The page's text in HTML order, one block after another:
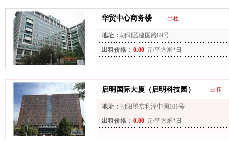
华贸中心商务楼 出租
地址： 朝阳区建国路89号
出租价格： 0.00 元/平方米*日
启明国际大厦（启明科技园） 出租
地址： 朝阳望京利泽中园101号
出租价格： 0.00 元/平方米*日